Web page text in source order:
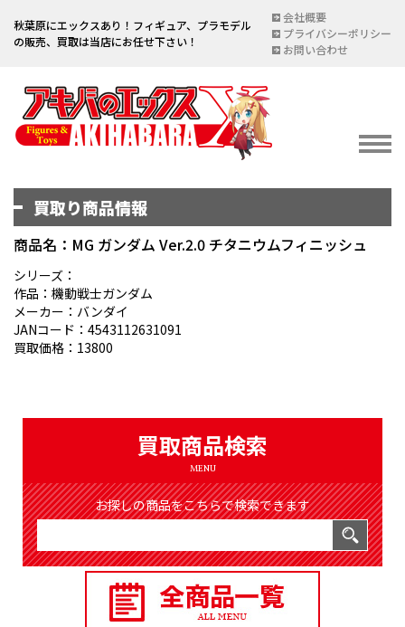
秋葉原にエックスあり！フィギュア、プラモデル
の販売、買取は当店にお任せ下さい！
会社概要
プライバシーポリシー
お問い合わせ
イベント情報
宅配買取のご案内
DELIVERY PURCHASE
買取お申し込み
ASSESSMENT
買取り商品情報
商品名：MG ガンダム Ver.2.0 チタニウムフィニッシュ
シリーズ：
作品：機動戦士ガンダム
メーカー：バンダイ
JANコード：4543112631091
買取価格：13800
買取商品検索
MENU
お探しの商品をこちらで検索できます